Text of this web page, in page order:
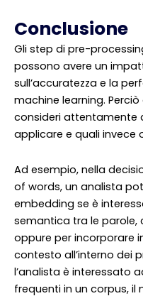
Conclusione
Gli step di pre-
possono avere un
sull’accuratezza e la
machine learning.
consideri attentamente
applicare e quali invece
Ad esempio, nella
of words, un analista
embedding se è
semantica tra le parole,
oppure per incorporare
contesto all’interno dei
l’analista è interessato
frequenti in un corpus,